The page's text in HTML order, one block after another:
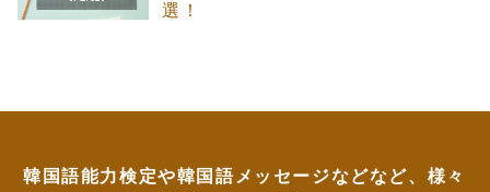
選！
韓国語能力検定や韓国語メッセージなどなど、様々